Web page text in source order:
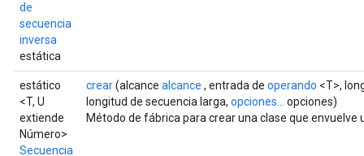
de
secuencia
inversa
estática
estático
<T, U
extiende
Número>
Secuencia
crear(alcance alcance , entrada de operando <T>,
longitud de secuencia larga, opciones...
opciones)
Método de fábrica para crear una clase que envuelve